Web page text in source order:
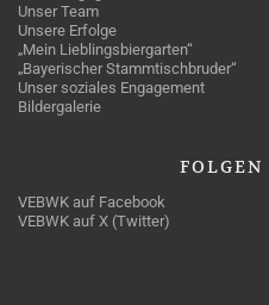
Unser Team
Unsere Erfolge
„Mein Lieblingsbiergarten“
„Bayerischer Stammtischbruder“
Unser soziales Engagement
Bildergalerie
FOLGEN
VEBWK auf Facebook
VEBWK auf X (Twitter)